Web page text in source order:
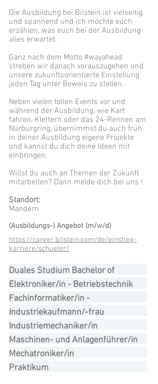
Die Ausbildung bei Bilstein ist vielseitig
und spannend und ich möchte euch
erzählen, was euch bei der Ausbildung
alles erwartet.
Ganz nach dem Motto #wayahead
streben wir danach vorauszugehen und
unsere zukunftsorientierte Einstellung
jeden Tag unter Beweis zu stellen.
Neben vielen tollen Events vor und
während der Ausbildung, wie Kart
fahren, Klettern oder das 24-Rennen am
Nürburgring, übernimmst du auch früh
in deiner Ausbildung eigene Projekte
und kannst du dich deine Ideen mit
einbringen.
Willst du auch an Themen der Zukunft
mitarbeiten? Dann melde dich bei uns !
Standort:
Mandern
(Ausbildungs-) Angebot (m/w/d)
https://career.bilstein.com/de/einstieg-
karriere/schueler/
Duales Studium Bachelor of
Engineering Maschinenbau
Elektroniker/in - Betriebstechnik
Fachinformatiker/in -
Systemintegration
Industriekaufmann/-frau
Industriemechaniker/in
Maschinen- und Anlagenführer/in
Mechatroniker/in
Praktikum